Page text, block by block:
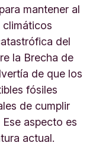
mantener al
climáticos
del
la Brecha de
de que los
fósiles
de cumplir
aspecto es
actual.